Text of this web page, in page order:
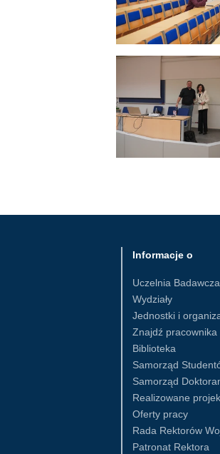
Informacje o
Uczelnia Badawcza
Wydziały
Jednostki i
Znajdź pracownika
Biblioteka
Samorząd
Samorząd
Realizowane
Oferty pracy
Rada Rektorów
Patronat Rektora